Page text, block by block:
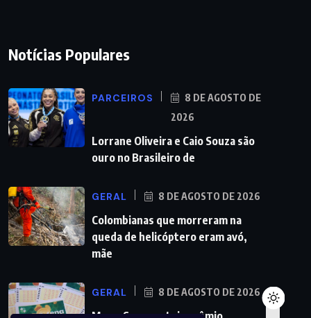
Notícias Populares
PARCEIROS
8 DE AGOSTO DE
2026
Lorrane Oliveira e Caio Souza são
ouro no Brasileiro de
GERAL 8 DE AGOSTO DE 2026
Colombianas que morreram na
queda de helicóptero eram avó,
mãe
GERAL 8 DE AGOSTO DE 2026